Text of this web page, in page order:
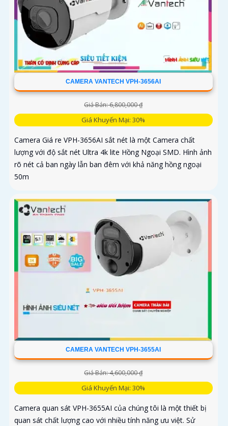
CAMERA VANTECH VPH-3656AI
Giá Bán: 6,800,000 ₫
Giá Khuyến Mại: 30%
Camera Giá re VPH-3656AI sắt nét là một Camera chất
lượng với độ sắt nét Ultra 4k lite Hồng Ngoại SMD. Hình ảnh
rõ nét cả ban ngày lẫn ban đêm với khả năng hồng ngoại
50m
CAMERA VANTECH VPH-3655AI
Giá Bán: 4,600,000 ₫
Giá Khuyến Mại: 30%
Camera quan sát VPH-3655AI của chúng tôi là một thiết bị
quan sát chất lượng cao với nhiều tính năng ưu việt. Sử